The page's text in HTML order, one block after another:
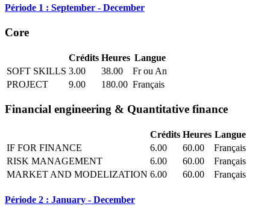
Période 1 : September - December
Core
Crédits Heures Langue
SOFT SKILLS 3.00 38.00
Fr ou An
PROJECT
9.00 180.00 Français
Financial engineering & Quantitative finance
Crédits Heures Langue
IF FOR FINANCE
6.00 60.00
Français
RISK MANAGEMENT
6.00 60.00
Français
MARKET AND MODELIZATION 6.00 60.00 Français
Période 2 : January - December